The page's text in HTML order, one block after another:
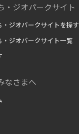
・ジオパークサイト
・ジオパークサイトを探す
・ジオパークサイト一覧
なさまへ